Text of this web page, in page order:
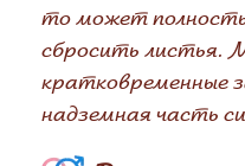
то может
сбросить листья.
кратковременные
надземная часть